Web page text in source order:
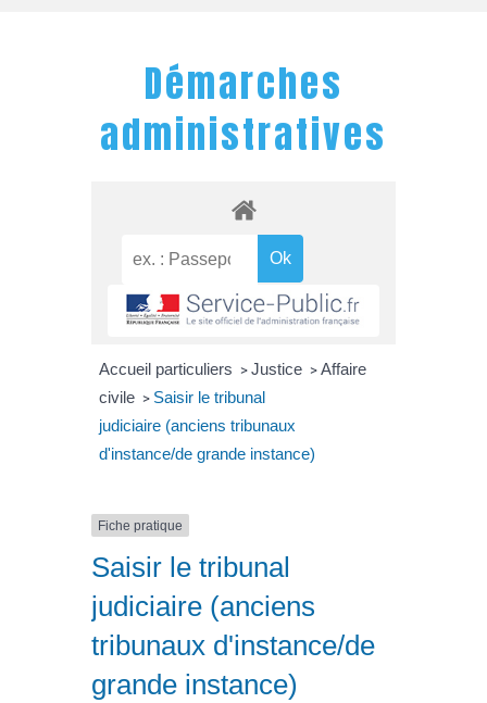
Démarches
administratives
Accueil particuliers > Justice > Affaire
civile > Saisir le tribunal
judiciaire (anciens tribunaux
d'instance/de grande instance)
Fiche pratique
Saisir le tribunal
judiciaire (anciens
tribunaux d'instance/de
grande instance)